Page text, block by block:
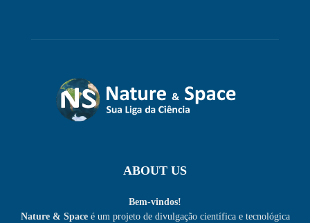
ABOUT US
Bem-vindos!
Nature & Spaceé um projeto de divulgação científica e tecnológica